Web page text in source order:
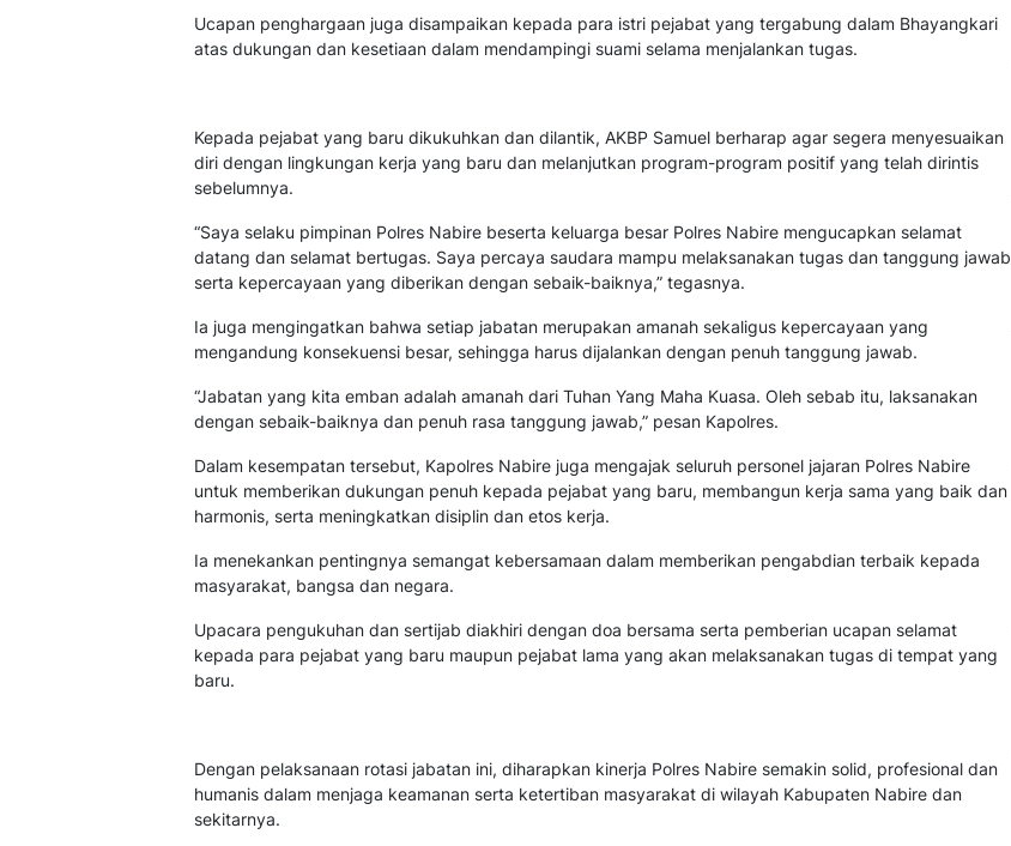
Ucapan penghargaan juga disampaikan kepada para istri pejabat yang tergabung dalam Bhayangkari
atas dukungan dan kesetiaan dalam mendampingi suami selama menjalankan tugas.
Kepada pejabat yang baru dikukuhkan dan dilantik, AKBP Samuel berharap agar segera menyesuaikan
diri dengan lingkungan kerja yang baru dan melanjutkan program-program positif yang telah dirintis
sebelumnya.
“Saya selaku pimpinan Polres Nabire beserta keluarga besar Polres Nabire mengucapkan selamat
datang dan selamat bertugas. Saya percaya saudara mampu melaksanakan tugas dan tanggung jawab
serta kepercayaan yang diberikan dengan sebaik-baiknya,” tegasnya.
Ia juga mengingatkan bahwa setiap jabatan merupakan amanah sekaligus kepercayaan yang
mengandung konsekuensi besar, sehingga harus dijalankan dengan penuh tanggung jawab.
“Jabatan yang kita emban adalah amanah dari Tuhan Yang Maha Kuasa. Oleh sebab itu, laksanakan
dengan sebaik-baiknya dan penuh rasa tanggung jawab,” pesan Kapolres.
Dalam kesempatan tersebut, Kapolres Nabire juga mengajak seluruh personel jajaran Polres Nabire
untuk memberikan dukungan penuh kepada pejabat yang baru, membangun kerja sama yang baik dan
harmonis, serta meningkatkan disiplin dan etos kerja.
Ia menekankan pentingnya semangat kebersamaan dalam memberikan pengabdian terbaik kepada
masyarakat, bangsa dan negara.
Upacara pengukuhan dan sertijab diakhiri dengan doa bersama serta pemberian ucapan selamat
kepada para pejabat yang baru maupun pejabat lama yang akan melaksanakan tugas di tempat yang
baru.
Dengan pelaksanaan rotasi jabatan ini, diharapkan kinerja Polres Nabire semakin solid, profesional dan
humanis dalam menjaga keamanan serta ketertiban masyarakat di wilayah Kabupaten Nabire dan
sekitarnya.